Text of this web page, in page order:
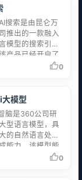
不是科幻，而
的iFlow CLI正在
现实。 2025年9
里巴巴心流研究
式发布了一款颠
的产品——iFlow
户永久免费开
款产品正…
搜索是由昆仑万
推出的一款融入
模型的搜索引
产品已经开启了
申请。 特点 天工AI
晰地表达自己的
后的答案。它的
”功能允许用户就
题展开20轮次以
互，以此展开深
索。大模型使得AI
0
模型
脑是360公司研
型语言模型，具
的自然语言处理
能力。该模型能
成各种任务，包括0